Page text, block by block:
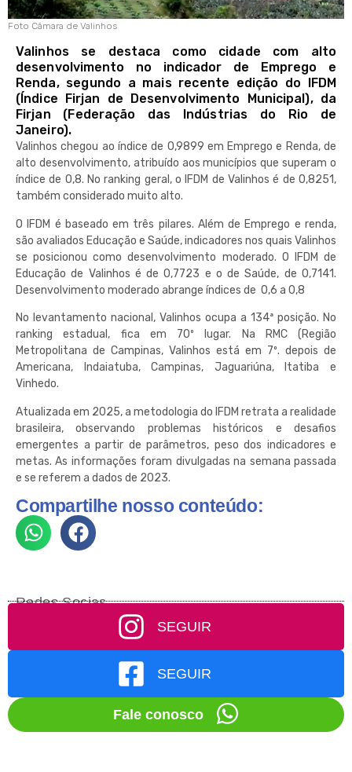
Foto Câmara de Valinhos
Valinhos se destaca como cidade com alto
desenvolvimento no indicador de Emprego e
Renda, segundo a mais recente edição do IFDM
(Índice Firjan de Desenvolvimento Municipal), da
Firjan (Federação das Indústrias do Rio de
Janeiro).
Valinhos chegou ao índice de 0,9899 em Emprego e Renda, de
alto desenvolvimento, atribuído aos municípios que superam o
índice de 0,8. No ranking geral, o IFDM de Valinhos é de 0,8251,
também considerado muito alto.
O IFDM é baseado em três pilares. Além de Emprego e renda,
são avaliados Educação e Saúde, indicadores nos quais Valinhos
se posicionou como desenvolvimento moderado. O IFDM de
Educação de Valinhos é de 0,7723 e o de Saúde, de 0,7141.
Desenvolvimento moderado abrange índices de 0,6 a 0,8
No levantamento nacional, Valinhos ocupa a 134ª posição. No
ranking estadual, fica em 70º lugar. Na RMC (Região
Metropolitana de Campinas, Valinhos está em 7º. depois de
Americana, Indaiatuba, Campinas, Jaguariúna, Itatiba e
Vinhedo.
Atualizada em 2025, a metodologia do IFDM retrata a realidade
brasileira, observando problemas históricos e desafios
emergentes a partir de parâmetros, peso dos indicadores e
metas. As informações foram divulgadas na semana passada
e se referem a dados de 2023.
Compartilhe nosso conteúdo:
Redes Socias
SEGUIR
SEGUIR
Fale conosco